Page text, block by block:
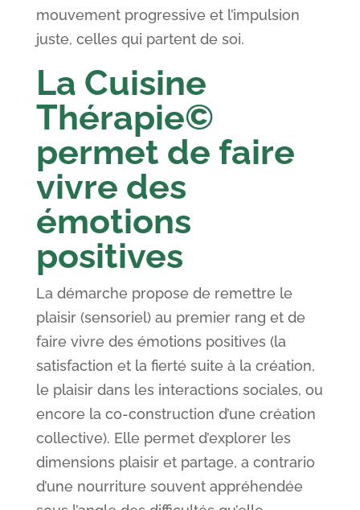
mouvement progressive et l’impulsion
juste, celles qui partent de soi.
La Cuisine
Thérapie©
permet de faire
vivre des
émotions
positives
La démarche propose de remettre le
plaisir (sensoriel) au premier rang et de
faire vivre des émotions positives (la
satisfaction et la fierté suite à la création,
le plaisir dans les interactions sociales, ou
encore la co-construction d’une création
collective). Elle permet d’explorer les
dimensions plaisir et partage, a contrario
d’une nourriture souvent appréhendée